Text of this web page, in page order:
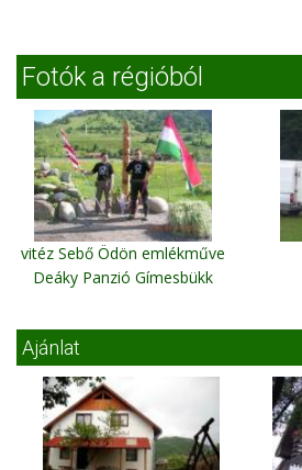
Fotók a régióból
vitéz Sebő Ödön emlékműve
Deáky Panzió Gímesbükk
Ajánlat